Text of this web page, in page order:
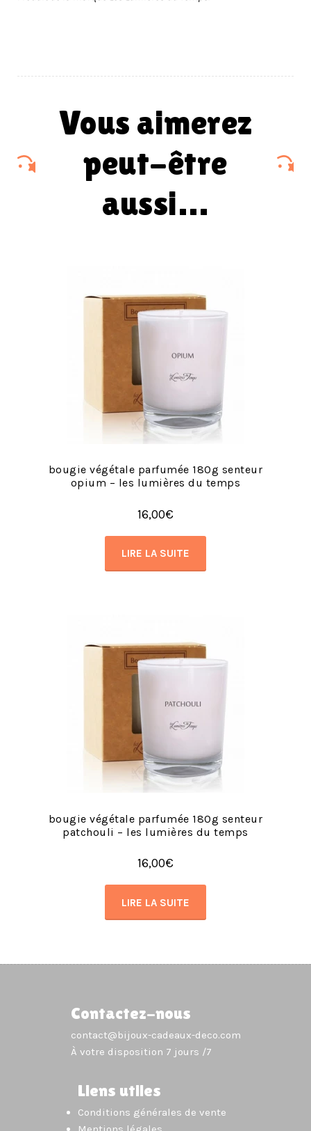
vous aimerez
peut-être
aussi…
bougie végétale parfumée 180g senteur
opium – les lumières du temps
16,00€
LIRE LA SUITE
bougie végétale parfumée 180g senteur
patchouli – les lumières du temps
16,00€
LIRE LA SUITE
Contactez-nous
contact@bijoux-cadeaux-deco.com
À votre disposition 7 jours /7
Liens utiles
Conditions générales de vente